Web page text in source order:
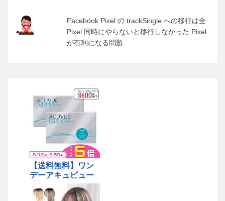
Facebook Pixel の trackSingle への移行は全
Pixel 同時にやらないと移行しなかった Pixel
が有利になる問題